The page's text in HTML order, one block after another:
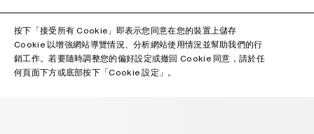
按下「接受所有 Cookie」即表示您同意在您的裝置上儲存
Cookie 以增強網站導覽情況、分析網站使用情況並幫助我們的行
銷工作。若要隨時調整您的偏好設定或撤回 Cookie 同意，請於任
何頁面下方或底部按下「Cookie 設定」。